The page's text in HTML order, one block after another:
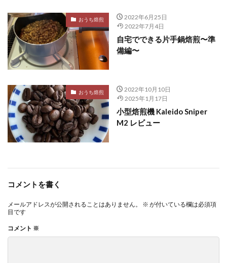
おうち焙煎
2022年6月25日
2022年7月4日
自宅でできる片手鍋焙煎〜準
備編〜
おうち焙煎
2022年10月10日
2025年1月17日
小型焙煎機 Kaleido Sniper
M2 レビュー
コメントを書く
メールアドレスが公開されることはありません。 ※ が付いている欄は必須項
目です
コメント ※